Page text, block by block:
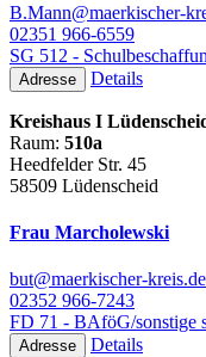
B.Mann@maerkischer-
02351 966-6559
SG 512 -
Adresse Details
Kreishaus I
Raum: 510a
Heedfelder Str. 45
58509 Lüdenscheid
Frau Marcholewski
but@maerkischer-kreis.de
02352 966-7243
FD 71 - BAföG/sonstige
Adresse Details